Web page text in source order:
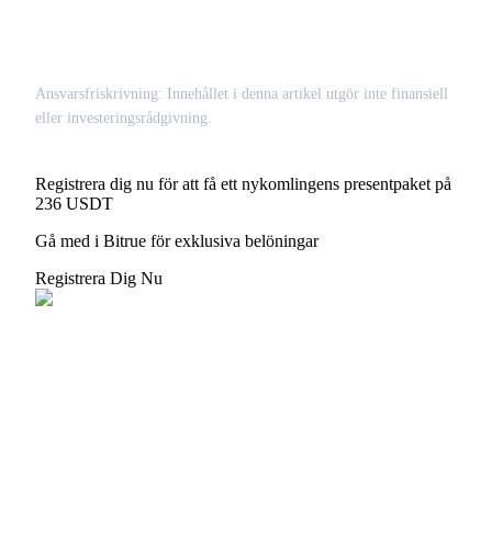
Ansvarsfriskrivning: Innehållet i denna artikel utgör inte finansiell
eller investeringsrådgivning.
Registrera dig nu för att få ett nykomlingens presentpaket på
236 USDT
Gå med i Bitrue för exklusiva belöningar
Registrera Dig Nu